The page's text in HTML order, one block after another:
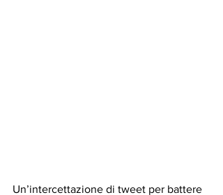
Un’intercettazione di tweet per battere